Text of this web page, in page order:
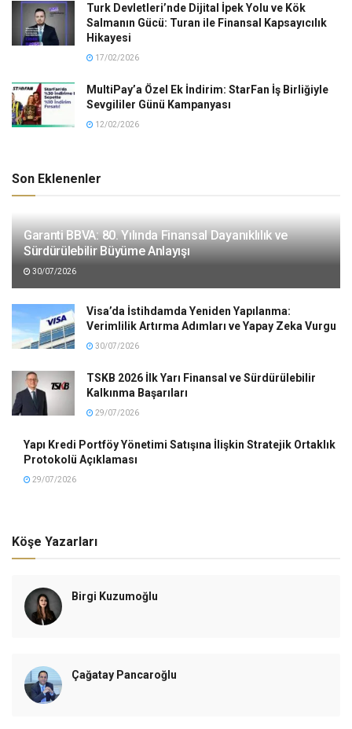
Turk Devletleri’nde Dijital İpek Yolu ve Kök
Salmanın Gücü: Turan ile Finansal Kapsayıcılık
Hikayesi
17/02/2026
MultiPay’a Özel Ek İndirim: StarFan İş Birliğiyle
Sevgililer Günü Kampanyası
12/02/2026
Son Eklenenler
Garanti BBVA: 80. Yılında Finansal Dayanıklılık ve
Sürdürülebilir Büyüme Anlayışı
30/07/2026
Visa’da İstihdamda Yeniden Yapılanma:
Verimlilik Artırma Adımları ve Yapay Zeka Vurgu
30/07/2026
TSKB 2026 İlk Yarı Finansal ve Sürdürülebilir
Kalkınma Başarıları
29/07/2026
Yapı Kredi Portföy Yönetimi Satışına İlişkin Stratejik Ortaklık
Protokolü Açıklaması
29/07/2026
Köşe Yazarları
Birgi Kuzumoğlu
Çağatay Pancaroğlu